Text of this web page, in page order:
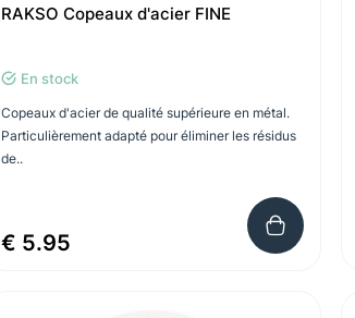
RAKSO Copeaux d'acier FINE
En stock
Copeaux d'acier de qualité supérieure en métal.
Particulièrement adapté pour éliminer les résidus
de..
€ 5.95